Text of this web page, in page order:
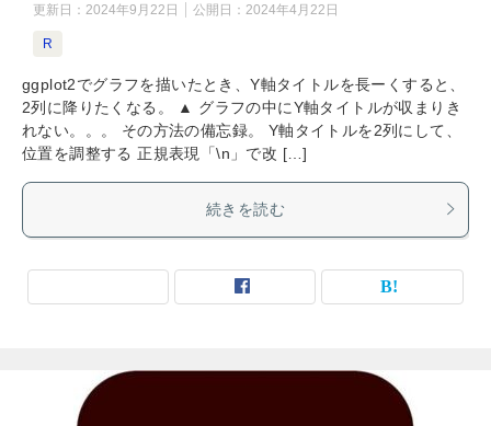
更新日： 2024年9月22日 公開日： 2024年4月22日
R
ggplot2でグラフを描いたとき、Y軸タイトルを長ーくすると、
2列に降りたくなる。 ▲ グラフの中にY軸タイトルが収まりき
れない。。。 その方法の備忘録。 Y軸タイトルを2列にして、
位置を調整する 正規表現「\n」で改 […]
続きを読む